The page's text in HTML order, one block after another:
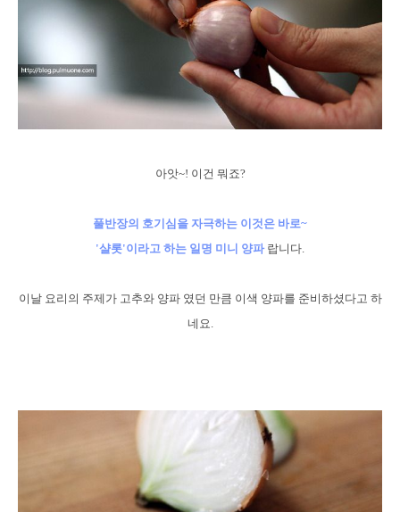
아앗~! 이건 뭐죠?
풀반장의 호기심을 자극하는 이것은 바로~
'샬롯'이라고 하는 일명 미니 양파 랍니다.
이날 요리의 주제가 고추와 양파 였던 만큼 이색 양파를 준비하셨다고 하
네요.